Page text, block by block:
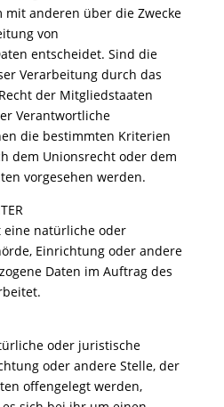
mit anderen über die Zwecke
von
entscheidet. Sind die
Verarbeitung durch das
der Mitgliedstaaten
Verantwortliche
die bestimmten Kriterien
dem Unionsrecht oder dem
vorgesehen werden.
natürliche oder
Einrichtung oder andere
Daten im Auftrag des
oder juristische
oder andere Stelle, der
offengelegt werden,